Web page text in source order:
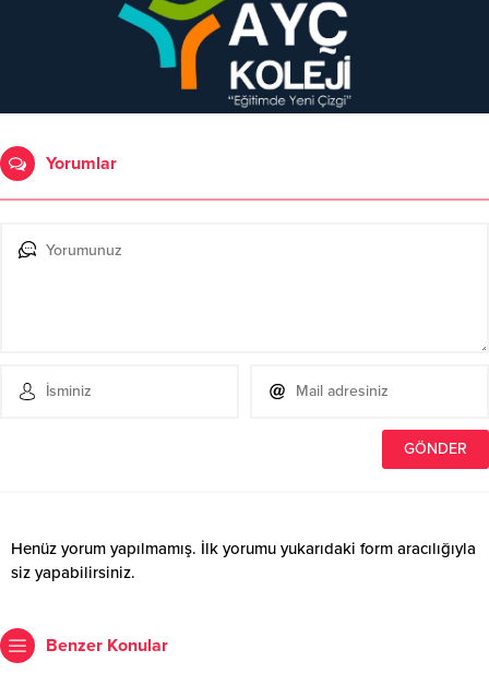
Yorumlar
Henüz yorum yapılmamış. İlk yorumu yukarıdaki form aracılığıyla
siz yapabilirsiniz.
Benzer Konular